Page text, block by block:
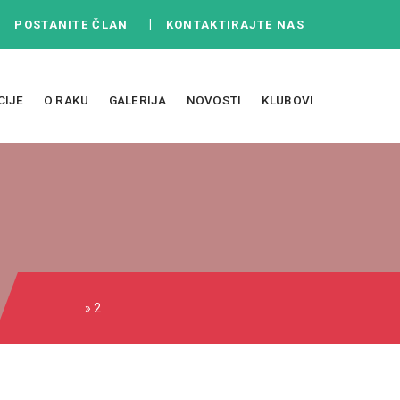
POSTANITE ČLAN KONTAKTIRAJTE NAS
O RAKU GALERIJA NOVOSTI KLUBOVI
» 2